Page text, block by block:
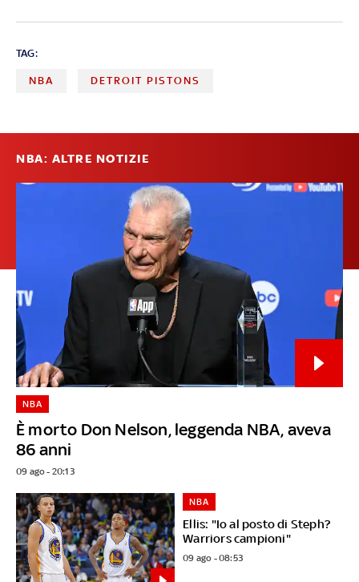
TAG:
NBA DETROIT PISTONS
NBA: ALTRE NOTIZIE
È morto Don Nelson, leggenda NBA, aveva
86 anni
NBA
09 ago - 20:13
Ellis: "Io al posto di Steph?
Warriors campioni"
NBA
09 ago - 08:53